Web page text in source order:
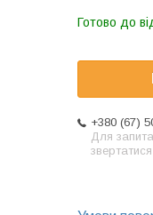
Готово до
+380 (67)
Для